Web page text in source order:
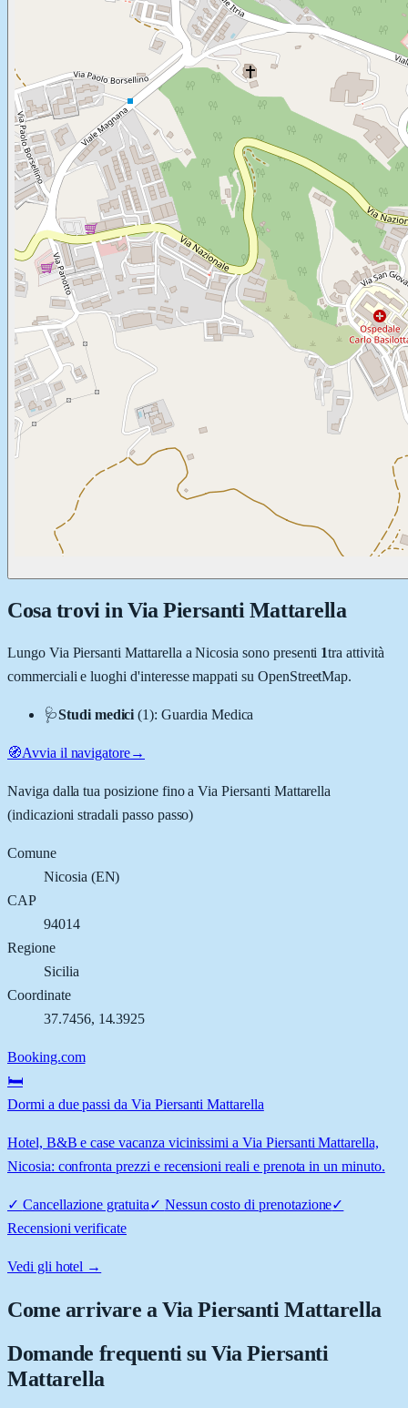
Cosa trovi in Via Piersanti Mattarella
Lungo Via Piersanti Mattarella aNicosia sono presenti 1tra attività
commerciali e luoghi d'interesse mappati su OpenStreetMap.
🩺Studi medici (1):Guardia Medica
🧭Avvia il navigatore→
Naviga dalla tua posizione fino aVia Piersanti Mattarella
(indicazioni stradali passo passo)
Comune
Nicosia (EN)
CAP
94014
Regione
Sicilia
Coordinate
37.7456, 14.3925
Booking.com
🛏️
Dormi a due passi da Via Piersanti Mattarella
Hotel, B&B e case vacanza vicinissimi a Via Piersanti Mattarella,
Nicosia: confronta prezzi e recensioni reali e prenota in un minuto.
✓ Cancellazione gratuita✓ Nessun costo di prenotazione✓
Recensioni verificate
Vedi gli hotel →
Come arrivare aVia Piersanti Mattarella
Domande frequenti su Via Piersanti
Mattarella